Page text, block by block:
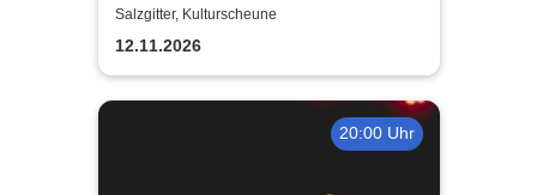
Fields
Salzgitter, Kulturscheune
12.11.2026
20:00 Uhr